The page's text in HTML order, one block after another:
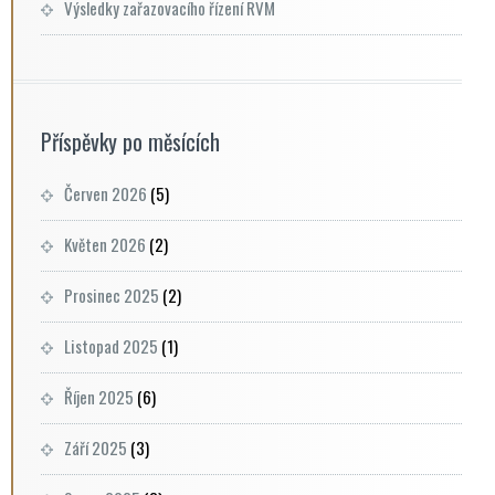
Výsledky zařazovacího řízení RVM
Příspěvky po měsících
Červen 2026 (5)
Květen 2026 (2)
Prosinec 2025 (2)
Listopad 2025 (1)
Říjen 2025 (6)
Září 2025 (3)